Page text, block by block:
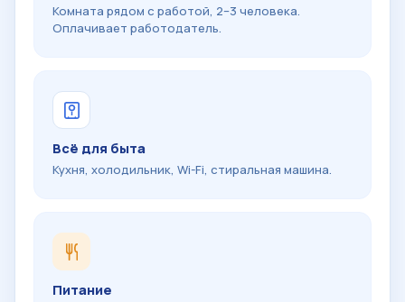
Комната рядом с работой, 2–3 человека.
Оплачивает работодатель.
Всё для быта
Кухня, холодильник, Wi-Fi, стиральная машина.
Питание